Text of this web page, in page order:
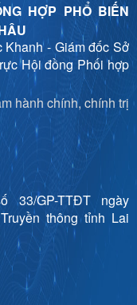
HỢP PHỔ BIẾN
Khanh - Giám đốc Sở
Hội đồng Phối hợp
hành chính, chính trị
33/GP-TTĐT ngày
thông tỉnh Lai